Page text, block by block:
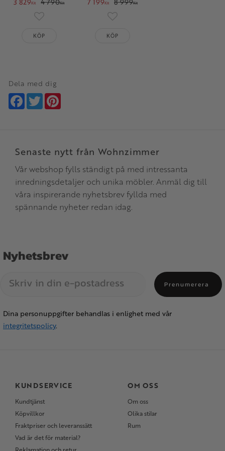
KR KR
Lägg till i favoriter
KÖP
KR KR
Lägg till i favoriter
KÖP
Dela med dig
Facebook
Twitter
Senaste nytt från Wohnzimmer
Vår webshop fylls ständigt på med intressanta
inredningsdetaljer och unika möbler. Anmäl dig till
våra inspirerande nyhetsbrev fyllda med
spännande nyheter redan idag.
Nyhetsbrev
Prenumerera
Dina personuppgifter behandlas i enlighet med vår
integritetspolicy.
KUNDSERVICE
Kundtjänst
Köpvillkor
Fraktpriser och leveranssätt
Vad är det för material?
OM OSS
Om oss
Olika stilar
Rum